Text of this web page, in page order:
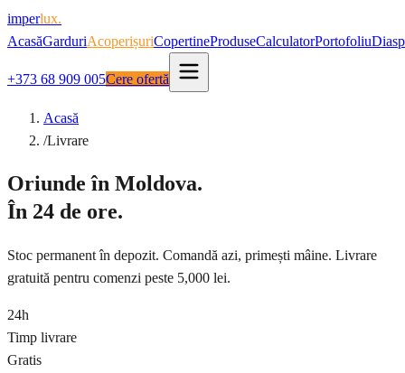
imperlux.
AcasăGarduriAcoperișuriCopertineProduseCalculatorPortofoliu
+373 68 909 005Cere ofertă
Acasă
/Livrare
Oriunde în Moldova.
În 24 de ore.
Stoc permanent în depozit. Comandă azi, primești mâine. Livrare
gratuită pentru comenzi peste 5,000 lei.
24h
Timp livrare
Gratis